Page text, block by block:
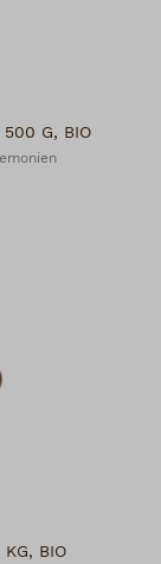
500 G, BIO
KG, BIO